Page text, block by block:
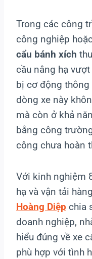
Trong các công
công nghiệp
cẩu bánh xích
cầu nâng hạ
bị cơ động
dòng xe này
mà còn ở khả
bằng công
công chưa hoàn
Với kinh nghiệm
hạ và vận tải
Hoàng Diệp chia
doanh nghiệp,
hiểu đúng về xe
phù hợp với tình